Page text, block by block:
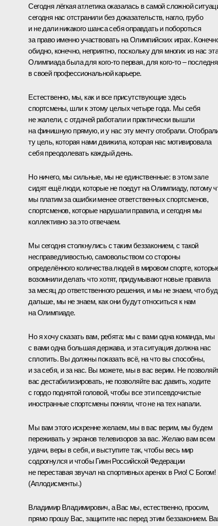
Сегодня лёгкая атлетика оказалась в самой сложной
сегодня нас отстранили без доказательств, нагло, грубо
и не дали никакого шанса себя оправдать и побороться
за право именно участвовать на Олимпийских играх.
обидно, конечно, неприятно, поскольку для многих из нас эта
Олимпиада была для кого‑то первая, для кого‑то –
в своей профессиональной карьере.
Естественно, мы, как и все присутствующие здесь
спортсмены, шли к этому целых четыре года. Мы себя
не жалели, с отдачей работали и практически вышли
на финишную прямую, и у нас эту мечту отобрали.
ту цель, которая нами движила, которая нас мотивировала
себя преодолевать каждый день.
Но ничего, мы сильные, мы не единственные: в этом зале
сидят ещё люди, которые не поедут на Олимпиаду, потому
мы платим за ошибки менее ответственных спортсменов,
спортсменов, которые нарушали правила, и сегодня мы
коллективно за это отвечаем.
Мы сегодня столкнулись с таким беззаконием, с такой
несправедливостью, самовольством со стороны
определённого количества людей в мировом спорте,
возомнили делать что хотят, придумывают новые правила
за месяц до ответственного решения, и мы не знаем, что
дальше, мы не знаем, как они будут относиться к нам
на Олимпиаде.
Но я хочу сказать вам, ребята: мы с вами одна команда, мы
с вами одна большая держава, и эта ситуация должна нас
сплотить. Вы должны показать всё, на что вы способны,
и за себя, и за нас. Вы можете, мы в вас верим. Не
вас дестабилизировать, не позволяйте вас давить, ходите
с гордо поднятой головой, чтобы все эти псевдочистые
иностранные спортсмены поняли, что не на тех напали.
Мы вам этого искренне желаем, мы в вас верим, мы будем
переживать у экранов телевизоров за вас. Желаю вам всем
удачи, веры в себя, и выступите так, чтобы весь мир
содрогнулся и чтобы Гимн Российской Федерации
не переставая звучал на спортивных аренах в Рио! С Богом!
(Аплодисменты.)
Владимир Владимирович, а Вас мы, естественно, просим,
прямо прошу Вас, защитите нас перед этим беззаконием.